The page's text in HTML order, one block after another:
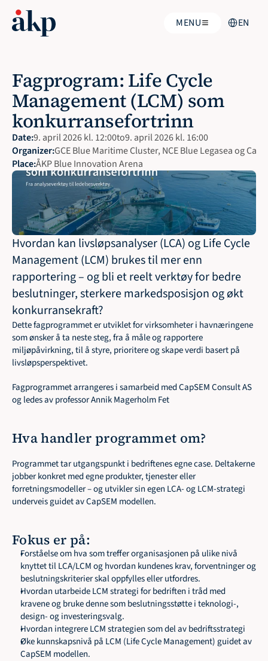
MENU EN
Fagprogram: Life Cycle
Management (LCM) som
konkurransefortrinn
Date:9. april 2026 kl. 12:00to9. april 2026 kl. 16:00
Organizer:GCE Blue Maritime Cluster, NCE Blue Legasea og
Place:ÅKP Blue Innovation Arena
Hvordan kan livsløpsanalyser (LCA) og Life Cycle
Management (LCM) brukes til mer enn
rapportering – og bli et reelt verktøy for bedre
beslutninger, sterkere markedsposisjon og økt
konkurransekraft?
Dette fagprogrammet er utviklet for virksomheter i havnæringene
som ønsker å ta neste steg, fra å måle og rapportere
miljøpåvirkning, til å styre, prioritere og skape verdi basert på
livsløpsperspektivet.
Fagprogrammet arrangeres i samarbeid med CapSEM Consult AS
og ledes av professor Annik Magerholm Fet
Hva handler programmet om?
Programmet tar utgangspunkt i bedriftenes egne case. Deltakerne
jobber konkret med egne produkter, tjenester eller
forretningsmodeller – og utvikler sin egen LCA- og LCM-strategi
underveis guidet av CapSEM modellen.
Fokus er på:
Forståelse om hva som treffer organisasjonen på ulike nivå
knyttet til LCA/LCM og hvordan kundenes krav, forventninger og
beslutningskriterier skal oppfylles eller utfordres.
Hvordan utarbeide LCM strategi for bedriften i tråd med
kravene og bruke denne som beslutningsstøtte i teknologi-,
design- og investeringsvalg.
Hvordan integrere LCM strategien som del av bedriftsstrategi
Øke kunnskapsnivå på LCM (Life Cycle Management) guidet av
CapSEM modellen.